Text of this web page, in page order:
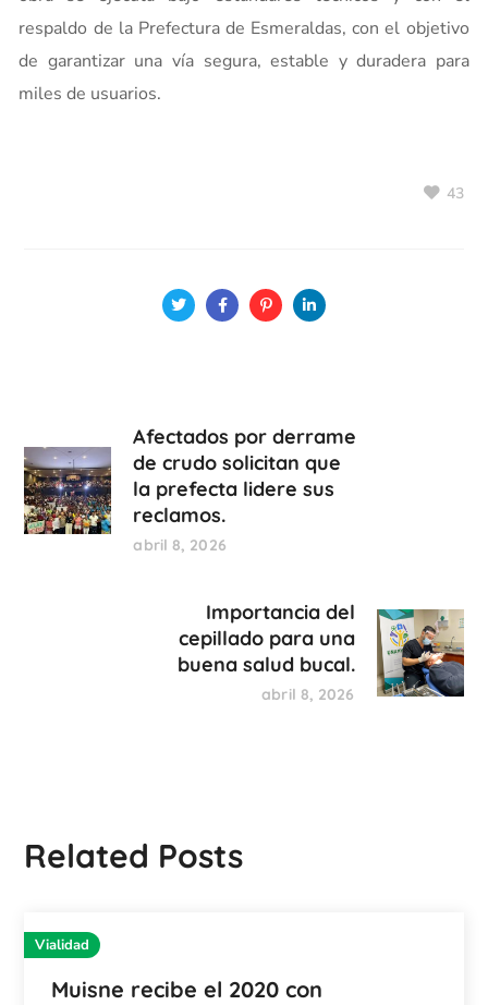
respaldo de la Prefectura de Esmeraldas, con el objetivo
de garantizar una vía segura, estable y duradera para
miles de usuarios.
43
Afectados por derrame
de crudo solicitan que
la prefecta lidere sus
reclamos.
abril 8, 2026
Importancia del
cepillado para una
buena salud bucal.
abril 8, 2026
Related Posts
Vialidad
Muisne recibe el 2020 con